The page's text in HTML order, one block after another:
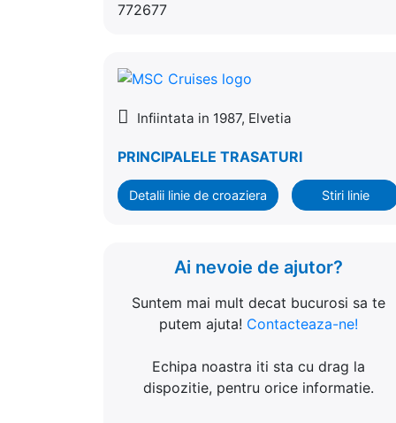
772677
Infiintata in 1987, Elvetia
PRINCIPALELE TRASATURI
Detalii linie de croaziera Stiri linie
Ai nevoie de ajutor?
Suntem mai mult decat bucurosi sa te
putem ajuta! Contacteaza-ne!
Echipa noastra iti sta cu drag la
dispozitie, pentru orice informatie.